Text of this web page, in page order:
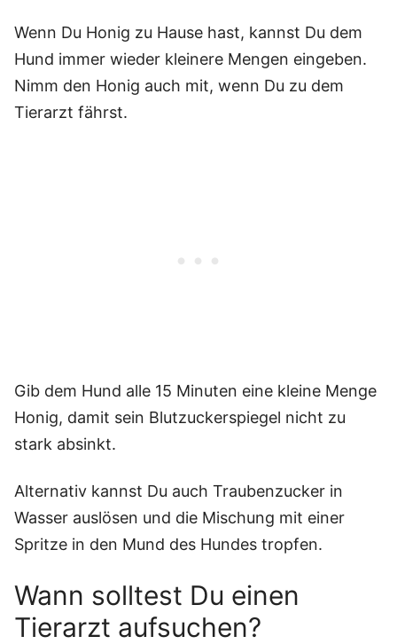
Wenn Du Honig zu Hause hast, kannst Du dem
Hund immer wieder kleinere Mengen eingeben.
Nimm den Honig auch mit, wenn Du zu dem
Tierarzt fährst.
Gib dem Hund alle 15 Minuten eine kleine Menge
Honig, damit sein Blutzuckerspiegel nicht zu
stark absinkt.
Alternativ kannst Du auch Traubenzucker in
Wasser auslösen und die Mischung mit einer
Spritze in den Mund des Hundes tropfen.
Wann solltest Du einen
Tierarzt aufsuchen?